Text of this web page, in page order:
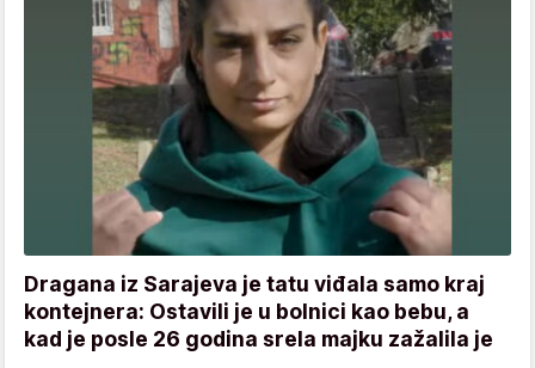
Dragana iz Sarajeva je tatu viđala samo kraj
kontejnera: Ostavili je u bolnici kao bebu, a
kad je posle 26 godina srela majku zažalila je